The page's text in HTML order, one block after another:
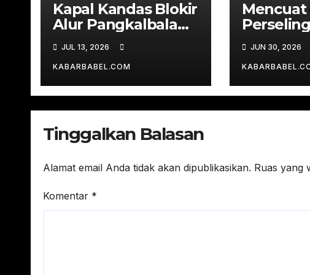
Kapal Kandas Blokir
Alur Pangkalbalam,
Ratusan
Penumpang
JUL 13, 2026
KABARBABEL.COM
Mencuat
Babel
JUN 30, 2026
Tinggalkan Balasan
Alamat email Anda tidak akan dipublikasikan. Ruas yang
Komentar *